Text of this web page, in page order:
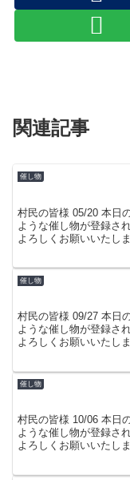
関連記事
催し物
村民の皆様 05/20 本日
ような催し物が登録さ
よろしくお願いいたし
催し物
村民の皆様 09/27 本日
ような催し物が登録さ
よろしくお願いいたし
催し物
村民の皆様 10/06 本日
ような催し物が登録さ
よろしくお願いいたし